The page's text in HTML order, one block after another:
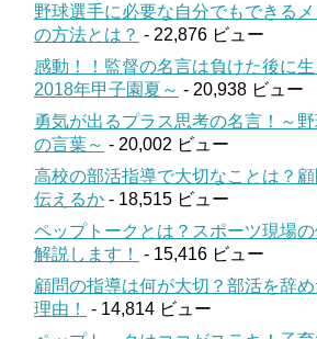
野球選手に必要な自分でもできる
の方法とは？ - 22,876 ビュー
感動！！監督の名言は負けた後に
2018年甲子園夏～ - 20,938 ビュー
勇気が出るプラス思考の名言！～
の言葉～ - 20,002 ビュー
高校の部活指導で大切なことは？
伝えるか - 18,515 ビュー
ペップトークとは？スポーツ現場
解説します！
- 15,416 ビュー
顧問の指導は何が大切？部活を辞
理由！
- 14,814 ビュー